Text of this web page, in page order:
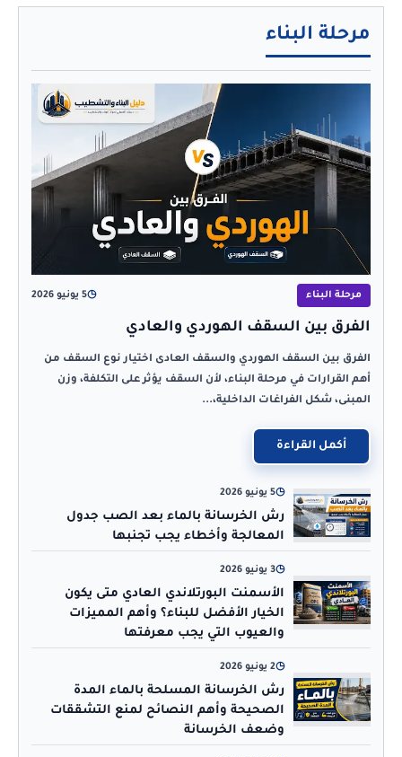
مرحلة البناء
◷5 يونيو 2026
رش الخرسانة بالماء بعد الصب جدول
المعالجة وأخطاء يجب تجنبها
◷3 يونيو 2026
الأسمنت البورتلاندي العادي متى يكون
الخيار الأفضل للبناء؟ وأهم المميزات
والعيوب التي يجب معرفتها
◷2 يونيو 2026
رش الخرسانة المسلحة بالماء المدة
الصحيحة وأهم النصائح لمنع التشققات
وضعف الخرسانة
مرحلة البناء ◷5 يونيو 2026
الفرق بين السقف الهوردي والعادي
الفرق بين السقف الهوردي والسقف العادى اختيار نوع السقف من
أهم القرارات في مرحلة البناء، لأن السقف يؤثر على التكلفة، وزن
المبنى، شكل الفراغات الداخلية،...
أكمل القراءة